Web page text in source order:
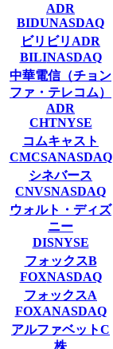
ADR
BIDUNASDAQ
ビリビリADR
BILINASDAQ
中華電信（チョン
ファ・テレコム）
ADR
CHTNYSE
コムキャスト
CMCSANASDAQ
シネバース
CNVSNASDAQ
ウォルト・ディズ
ニー
DISNYSE
フォックスB
FOXNASDAQ
フォックスA
FOXANASDAQ
アルファベットC
株